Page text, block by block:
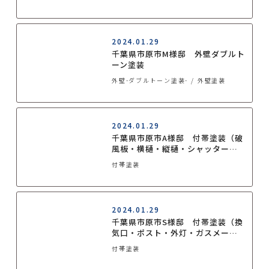
2024.01.29
千葉県市原市M様邸 外壁ダブルト
ーン塗装
外壁-ダブルトーン塗装- 外壁塗装
2024.01.29
千葉県市原市A様邸 付帯塗装（破
風板・横樋・縦樋・シャッター
BOX塗装）
付帯塗装
2024.01.29
千葉県市原市S様邸 付帯塗装（換
気口・ポスト・外灯・ガスメータ
ーパイプ・物干し金具塗装）
付帯塗装